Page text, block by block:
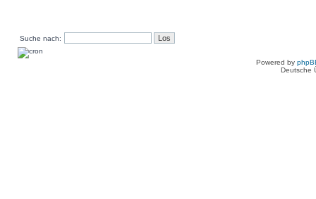
Suche nach:
Powered by
Deutsche